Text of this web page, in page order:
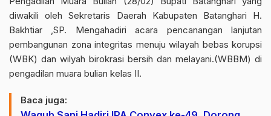
diwakili oleh Sekretaris Daerah Kabupaten Batanghari H.
Bakhtiar ,SP. Mengahadiri acara pencanangan lanjutan
pembangunan zona integritas menuju wilayah bebas korupsi
(WBK) dan wilyah birokrasi bersih dan melayani.(WBBM) di
pengadilan muara bulian kelas II.
Baca juga: